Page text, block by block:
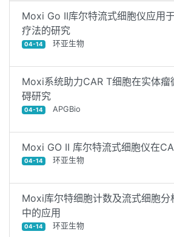
Moxi Go II库尔特流式细胞仪应用
疗法的研究
04-14 环亚生物
Moxi系统助力CAR T细胞在实体瘤
碍研究
04-14 APGBio
Moxi GO II 库尔特流式细胞仪在
04-14 环亚生物
Moxi库尔特细胞计数及流式细胞分
中的应用
04-14 环亚生物